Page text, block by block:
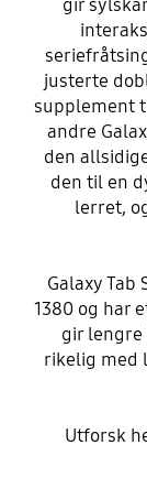
gir
justerte
supplement
andre
den
den til en
lerret,
Galaxy Tab
1380 og har
gir lengre
rikelig med
Utforsk